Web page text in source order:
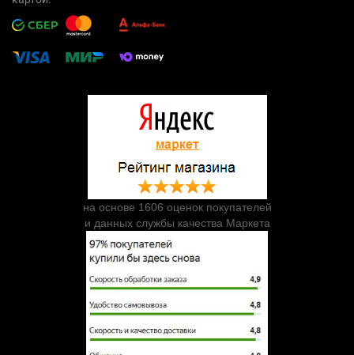
на основе 1606 оценок покупателей
и данных службы качества Маркета